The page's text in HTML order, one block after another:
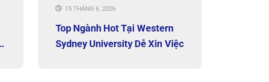
15 THÁNG 6, 2026
Top Ngành Hot Tại Western
Sydney University Dễ Xin Việc